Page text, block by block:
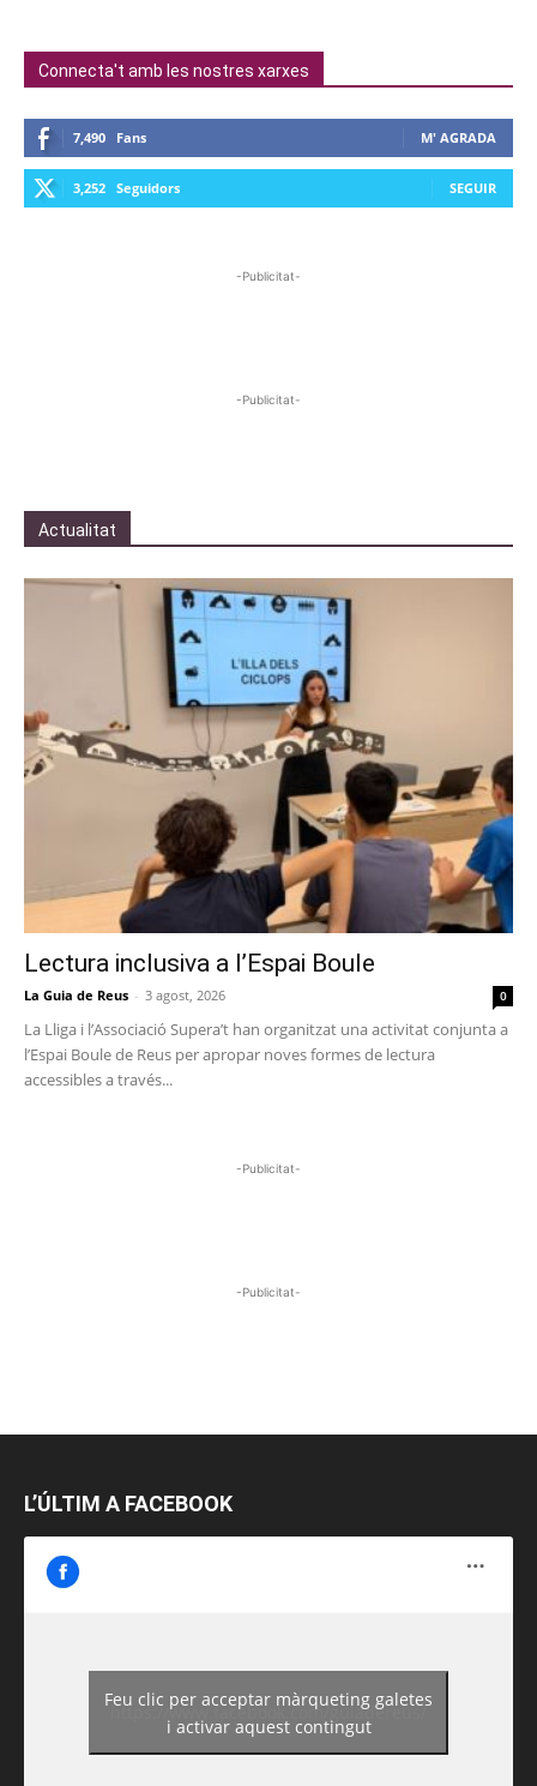
Connecta't amb les nostres xarxes
7,490 Fans M' AGRADA
3,252 Seguidors SEGUIR
-Publicitat-
-Publicitat-
Actualitat
Lectura inclusiva a l’Espai Boule
La Guia de Reus - 3 agost, 2026 0
La Lliga i l’Associació Supera’t han organitzat una activitat conjunta a
l’Espai Boule de Reus per apropar noves formes de lectura
accessibles a través...
-Publicitat-
-Publicitat-
L’ÚLTIM A FACEBOOK
https://www.facebook.com/guiadereus/
Feu clic per acceptar màrqueting galetes
i activar aquest contingut